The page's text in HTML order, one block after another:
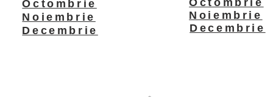
Octombrie
Noiembrie
Decembrie
Octombrie
Noiembrie
Decembrie